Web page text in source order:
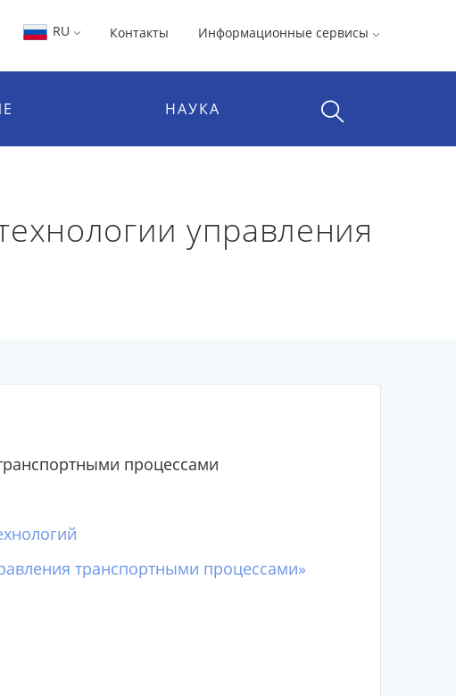
RU Контакты Информационные сервисы
НАУКА
управления
процессами
транспортными процессами»